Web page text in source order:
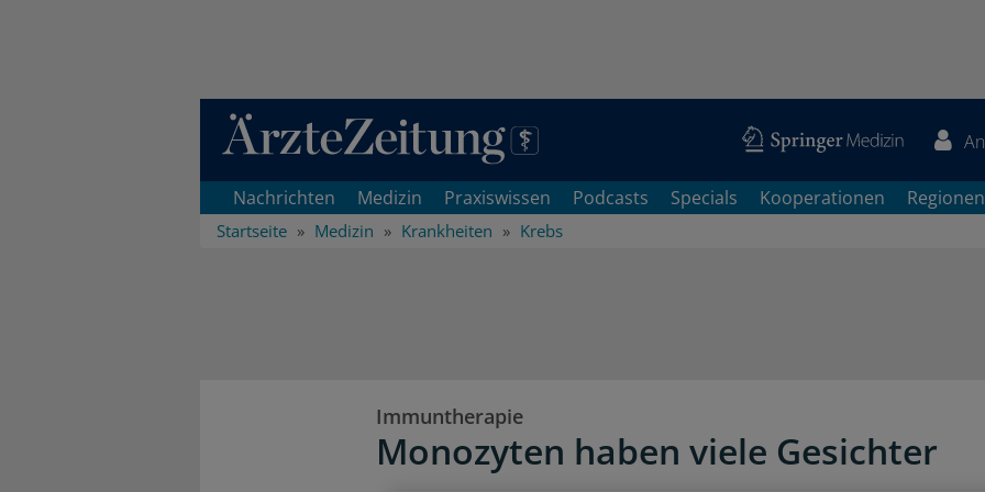
Direkt zum Inhaltsbereich
Nachrichten Medizin Praxiswissen Podcasts Specials Kooperationen Regionen
Startseite Medizin Krankheiten Krebs
Immuntherapie
Monozyten haben viele Gesichter